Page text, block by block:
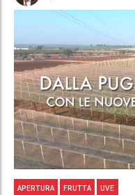
APERTURA FRUTTA UVE